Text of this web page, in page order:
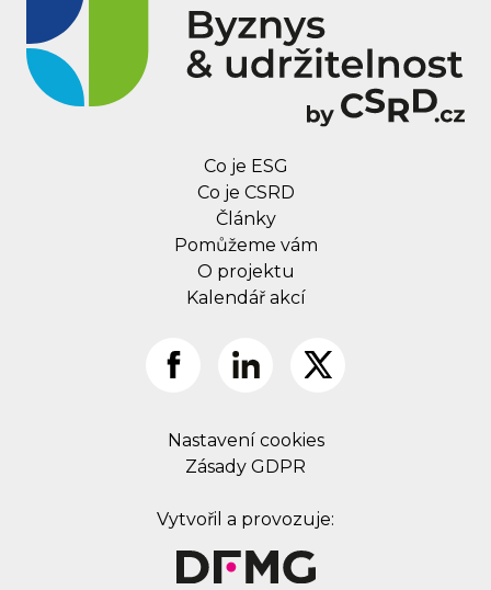
Co je ESG
Co je CSRD
Články
Pomůžeme vám
O projektu
Kalendář akcí
Nastavení cookies
Zásady GDPR
Vytvořil a provozuje: